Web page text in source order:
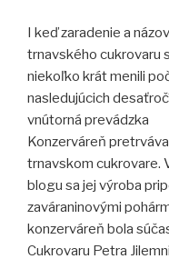
I keď zaradenie a názov
trnavského cukrovaru
niekoľko krát menili
nasledujúcich
vnútorná prevádzka
Konzerváreň
trnavskom cukrovare.
blogu sa jej výroba
zaváraninovými
konzerváreň bola
Cukrovaru Petra